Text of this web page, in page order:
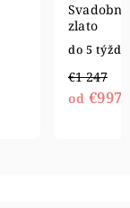
zlato
do 5
€1 247
od €997